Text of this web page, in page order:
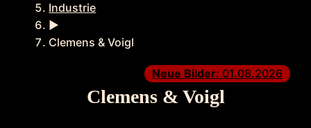
Industrie
►
Clemens & Voigl
Neue Bilder: 01.08.2026
Clemens & Voigl